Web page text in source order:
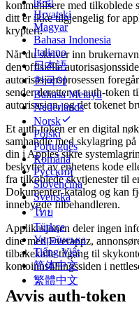
Hrvatski
Magyar
Bahasa Indonesia
Italiano
日本語
한국어
Bahasa Melayu
Nederlands
Norsk
Polski
Português
Română
Русский
Slovenčina
Svenska
ไทย
Türkçe
Українська
Tiếng Việt
简体中文
繁體中文
kommunisere med tilkoblede
ditt er ikke tilgjengelig for
kryptert.
Når du skriver inn
den offisielle
autorisasjonsprosessen
sender deretter et auth-token
autorisasjon, og det tokenet
Et auth-token er en digital
samhandle med skylagring
din i Apples sikre
beskyttet av enhetens kode
fra tilkoblede skytjenester til
Dokumenter-katalog og kan
innebygde filbehandleren.
Applikasjonen deler ingen
dine med Everappz,
tilbakekalle tilgang til
kontoinnstillingssiden i
Avvis auth-token